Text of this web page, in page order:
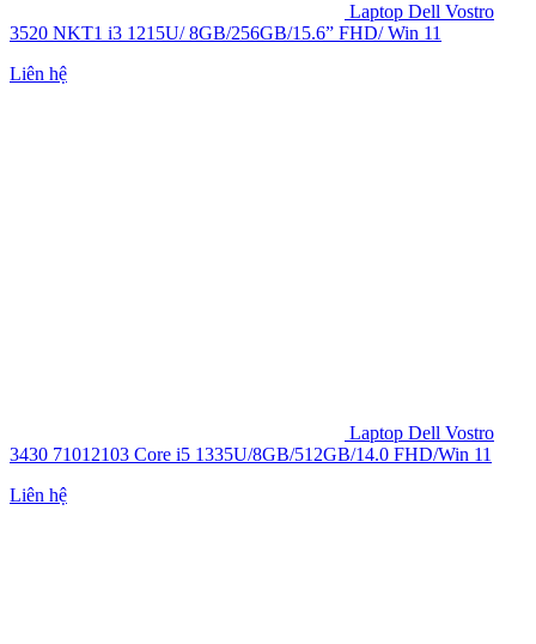
Laptop Dell Vostro
3520 NKT1 i3 1215U/ 8GB/256GB/15.6” FHD/ Win 11
Liên hệ
Laptop Dell Vostro
3430 71012103 Core i5 1335U/8GB/512GB/14.0 FHD/Win 11
Liên hệ